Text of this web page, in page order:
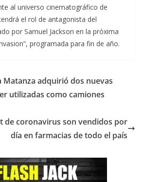
al universo cinematográfico de
el rol de antagonista del
por Samuel Jackson en la próxima
programada para fin de año.
Matanza adquirió dos nuevas
utilizadas como camiones
de coronavirus son vendidos por
día en farmacias de todo el país